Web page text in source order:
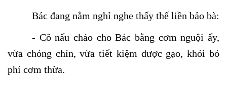
Bác đang nằm nghỉ nghe thấy thế liền bảo bà:
- Cô nấu cháo cho Bác bằng cơm nguội ấy,
vừa chóng chín, vừa tiết kiệm được gạo, khỏi bỏ
phí cơm thừa.